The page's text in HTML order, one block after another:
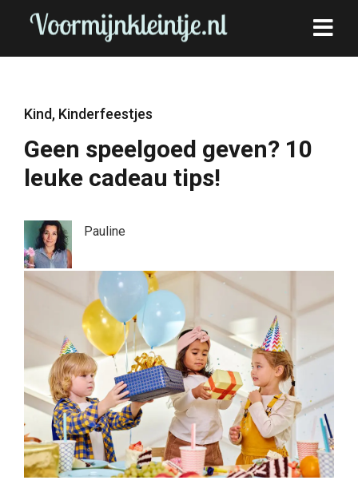
Kind, Kinderfeestjes
Geen speelgoed geven? 10
leuke cadeau tips!
Pauline